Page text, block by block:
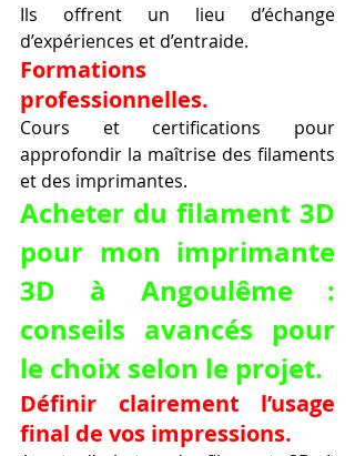
Ils offrent un lieu d’échange
d’expériences et d’entraide.
Formations
professionnelles.
Cours et certifications pour
approfondir la maîtrise des filaments
et des imprimantes.
Acheter du filament 3D
pour mon imprimante
3D à Angoulême :
conseils avancés pour
le choix selon le projet.
Définir clairement l’usage
final de vos impressions.